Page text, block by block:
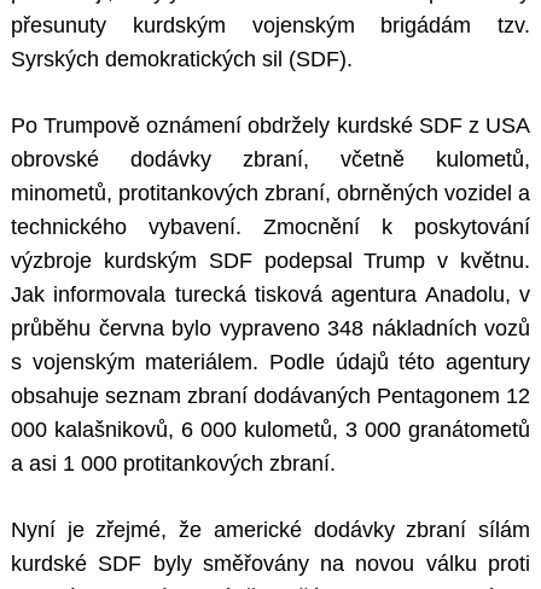
přesunuty kurdským vojenským brigádám tzv.
Syrských demokratických sil (SDF).
Po Trumpově oznámení obdržely kurdské SDF z USA
obrovské dodávky zbraní, včetně kulometů,
minometů, protitankových zbraní, obrněných vozidel a
technického vybavení. Zmocnění k poskytování
výzbroje kurdským SDF podepsal Trump v květnu.
Jak informovala turecká tisková agentura Anadolu, v
průběhu června bylo vypraveno 348 nákladních vozů
s vojenským materiálem. Podle údajů této agentury
obsahuje seznam zbraní dodávaných Pentagonem 12
000 kalašnikovů, 6 000 kulometů, 3 000 granátometů
a asi 1 000 protitankových zbraní.
Nyní je zřejmé, že americké dodávky zbraní sílám
kurdské SDF byly směřovány na novou válku proti